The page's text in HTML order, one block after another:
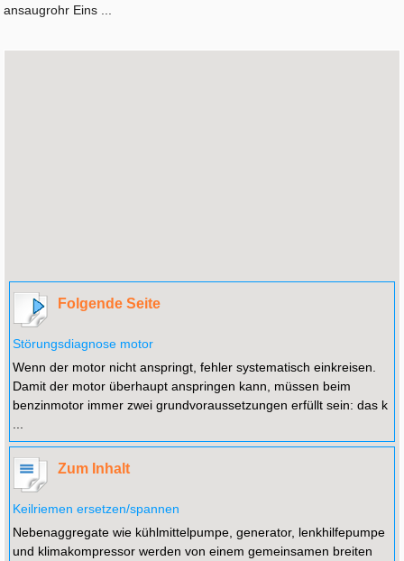
ansaugrohr Eins ...
Folgende Seite
Störungsdiagnose motor
Wenn der motor nicht anspringt, fehler systematisch einkreisen.
Damit der motor überhaupt anspringen kann, müssen beim
benzinmotor immer zwei grundvoraussetzungen erfüllt sein: das k
...
Zum Inhalt
Keilriemen ersetzen/spannen
Nebenaggregate wie kühlmittelpumpe, generator, lenkhilfepumpe
und klimakompressor werden von einem gemeinsamen breiten